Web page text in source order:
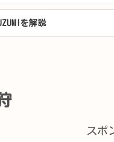
を解説
スポ